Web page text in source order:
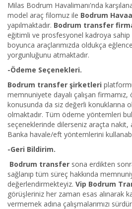
Milas Bodrum Havalimanı'nda
model araç filomuz ile Bodrum
yapılmaktadır. Bodrum transfer
eğitimli ve prosfesyonel kadroya
boyunca araçlarımızda oldukça
yorgunluğunu atmaktadır.
-Ödeme Seçenekleri.
Bodrum transfer şirketleri
memnuniyete dayalı çalışan
konusunda da siz değerli konuklarına
olmaktadır. Tüm ödeme yöntemleri
seçeneklerinde dilerseniz araçta nakit,
Banka havale/eft yöntemlerini
-Geri Bildirim.
Bodrum transfer sona erdikten
sağlanıp tüm süreç hakkında
değerlendirmekteyiz. Vip Bodrum
görüşleriniz her zaman esas alınarak
vermemek adına çalışmalarımızı